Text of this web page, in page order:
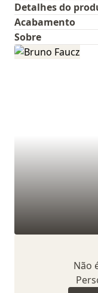
Detalhes do
Acabamento
Sobre
Não